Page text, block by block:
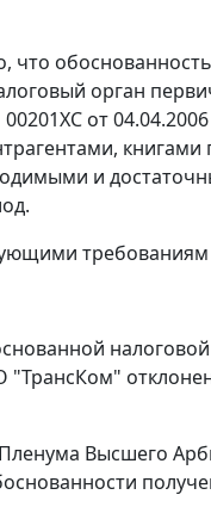
что
орган
от 04.04.2006
и
требованиям
налоговой
Высшего